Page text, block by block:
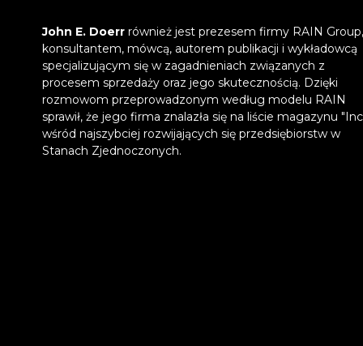
John E. Doerr również jest prezesem firmy RAIN Group,
konsultantem, mówcą, autorem publikacji i wykładowcą
specjalizującym się w zagadnieniach związanych z
procesem sprzedaży oraz jego skutecznością. Dzięki
rozmowom przeprowadzonym według modelu RAIN
sprawił, że jego firma znalazła się na liście magazynu
wśród najszybciej rozwijających się przedsiębiorstw w
Stanach Zjednoczonych.